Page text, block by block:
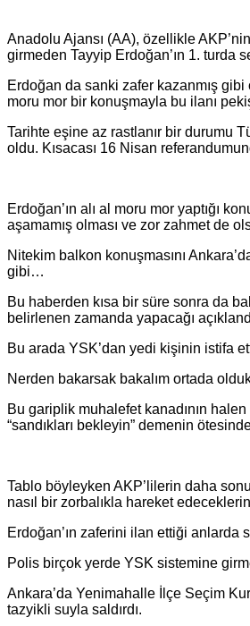
Anadolu Ajansı (AA), özellikle
girmeden Tayyip Erdoğan’ın 1. turda
Erdoğan da sanki zafer kazanmış
moru mor bir konuşmayla bu ilanı
Tarihte eşine az rastlanır bir durumu
oldu. Kısacası 16 Nisan
Erdoğan’ın alı al moru mor yaptığı
aşamamış olması ve zor zahmet de
Nitekim balkon konuşmasını
gibi…
Bu haberden kısa bir süre sonra da
belirlenen zamanda yapacağı
Bu arada YSK’dan yedi kişinin istifa
Nerden bakarsak bakalım ortada
Bu gariplik muhalefet kanadının
“sandıkları bekleyin” demenin
Tablo böyleyken AKP’lilerin daha
nasıl bir zorbalıkla hareket
Erdoğan’ın zaferini ilan ettiği anlarda
Polis birçok yerde YSK sistemine
Ankara’da Yenimahalle İlçe Seçim
tazyikli suyla saldırdı.